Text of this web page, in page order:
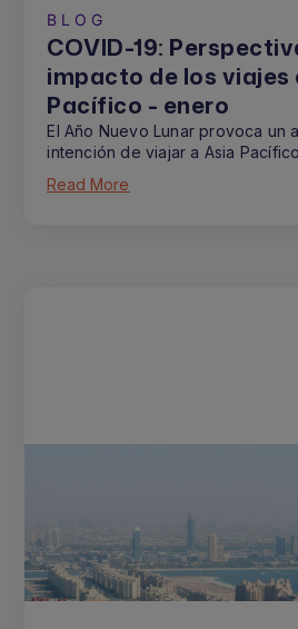
BLOG
COVID-19:
impacto de los viajes
Pacífico - enero
El Año Nuevo Lunar provoca un
intención de viajar a Asia
Read More